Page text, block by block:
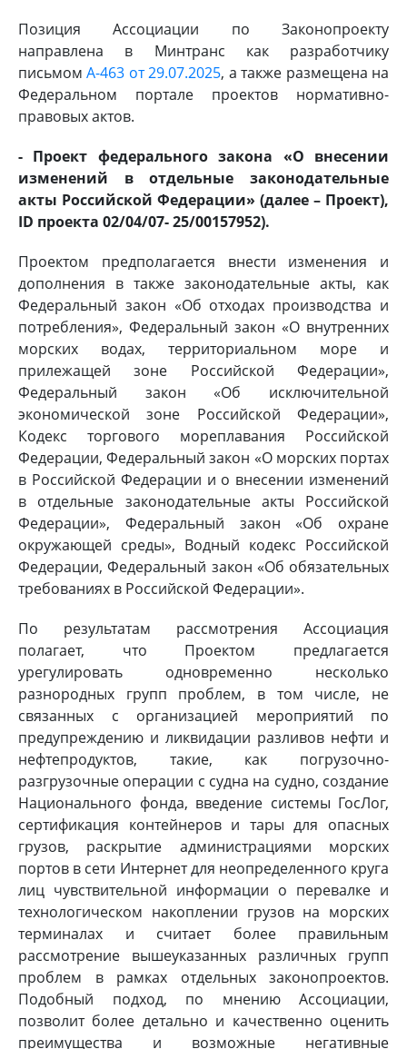
Позиция Ассоциации по Законопроекту
направлена в Минтранс как разработчику
письмомА-463 от 29.07.2025, а также размещена на
Федеральном портале проектов нормативно-
правовых актов.
- Проект федерального закона «О внесении
изменений в отдельные законодательные
акты Российской Федерации» (далее – Проект),
ID проекта 02/04/07- 25/00157952).
Проектом предполагается внести изменения и
дополнения в также законодательные акты, как
Федеральный закон «Об отходах производства и
потребления», Федеральный закон «О внутренних
морских водах, территориальном море и
прилежащей зоне Российской Федерации»,
Федеральный закон «Об исключительной
экономической зоне Российской Федерации»,
Кодекс торгового мореплавания Российской
Федерации, Федеральный закон «О морских портах
в Российской Федерации и о внесении изменений
в отдельные законодательные акты Российской
Федерации», Федеральный закон «Об охране
окружающей среды», Водный кодекс Российской
Федерации, Федеральный закон «Об обязательных
требованиях в Российской Федерации».
По результатам рассмотрения Ассоциация
полагает, что Проектом предлагается
урегулировать одновременно несколько
разнородных групп проблем, в том числе, не
связанных с организацией мероприятий по
предупреждению и ликвидации разливов нефти и
нефтепродуктов, такие, как погрузочно-
разгрузочные операции с судна на судно, создание
Национального фонда, введение системы ГосЛог,
сертификация контейнеров и тары для опасных
грузов, раскрытие администрациями морских
портов в сети Интернет для неопределенного круга
лиц чувствительной информации о перевалке и
технологическом накоплении грузов на морских
терминалах и считает более правильным
рассмотрение вышеуказанных различных групп
проблем в рамках отдельных законопроектов.
Подобный подход, по мнению Ассоциации,
позволит более детально и качественно оценить
преимущества и возможные негативные